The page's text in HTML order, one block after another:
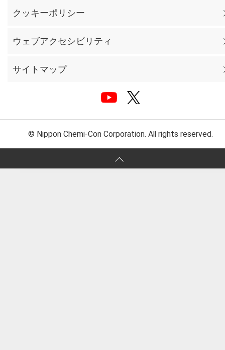
クッキーポリシー
ウェブアクセシビリティ
サイトマップ
© Nippon Chemi-Con Corporation. All rights reserved.